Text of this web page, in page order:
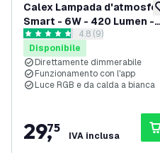
Calex Lampada
Smart - 6W - 420 Lumen -
RGB+CCT - Dimmerabile
tramite app
apri il cassetto
4.8 stelle di valutazione
4.8 (9)
Disponibile
Direttamente dimmerabile
Funzionamento con l'app
Luce RGB e da calda a bianca
29,
75
IVA inclusa